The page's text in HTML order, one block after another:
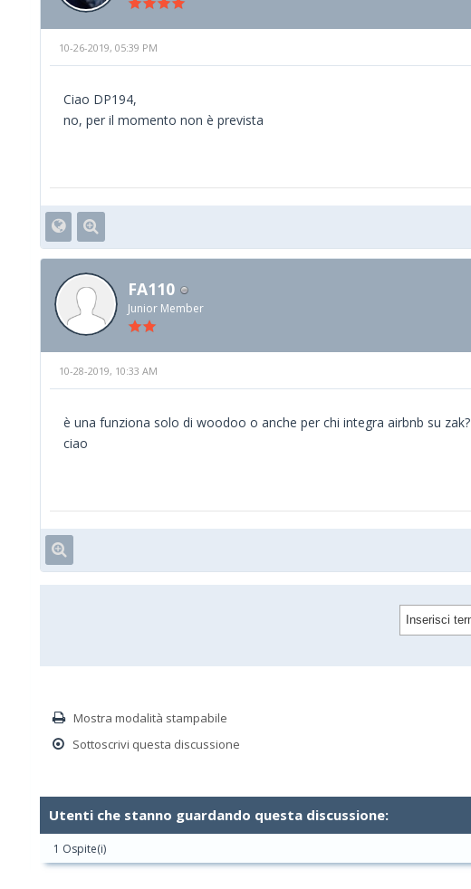
10-26-2019, 05:39 PM
Ciao DP194,
no, per il momento non è prevista
FA110
Junior Member
10-28-2019, 10:33 AM
è una funziona solo di woodoo o anche per chi integra airbnb su zak?
ciao
Mostra modalità stampabile
Sottoscrivi questa discussione
Utenti che stanno guardando questa discussione:
1 Ospite(i)